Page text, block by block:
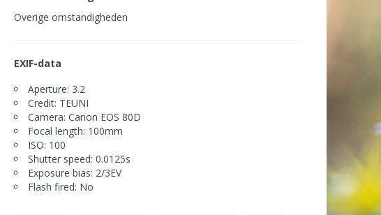
Overige omstandigheden
EXIF-data
Aperture: 3.2
Credit: TEUNI
Camera: Canon EOS 80D
Focal length: 100mm
ISO: 100
Shutter speed: 0.0125s
Exposure bias: 2/3EV
Flash fired: No